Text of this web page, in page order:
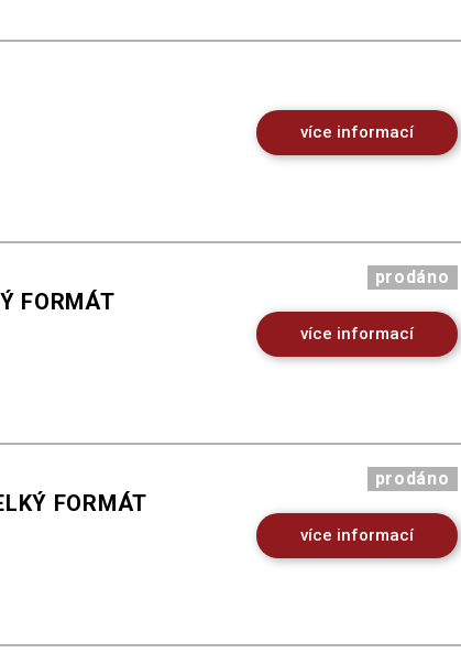
více informací
FORMÁT
prodáno
více informací
FORMÁT
prodáno
více informací